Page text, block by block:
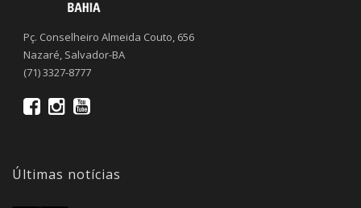
Pç. Conselheiro Almeida Couto, 656
Nazaré, Salvador-BA
(71) 3327-8777
Últimas notícias